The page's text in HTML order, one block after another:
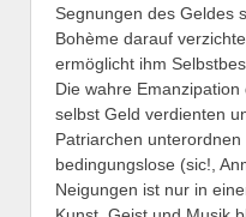
Segnungen des Geldes
Bohème darauf
ermöglicht ihm
Die wahre
selbst Geld verdienten
Patriarchen
bedingungslose (sic!,
Neigungen ist nur in